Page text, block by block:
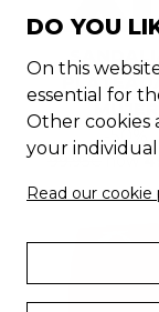
MUJER
50
99.95€ now
DO YOU
On this
essential for
Other cookies
your
Read our cookie